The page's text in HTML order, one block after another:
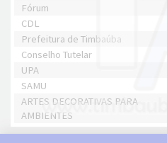
Fórum
CDL
Prefeitura de Timbaúba
Conselho Tutelar
UPA
SAMU
ARTES DECORATIVAS PARA
AMBIENTES